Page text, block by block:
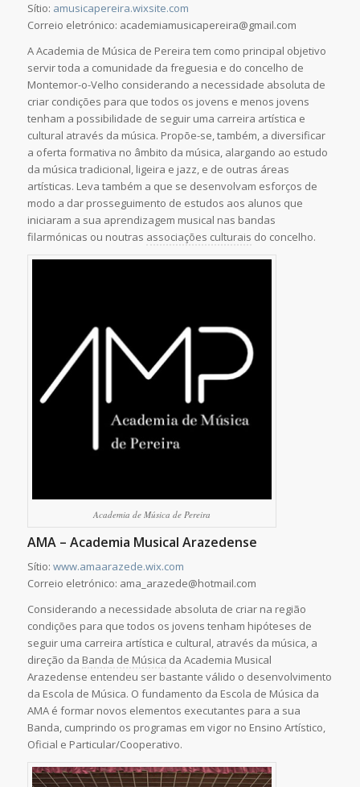
Sítio: amusicapereira.wixsite.com
Correio eletrónico: academiamusicapereira@gmail.com
A Academia de Música de Pereira tem como principal objetivo
servir toda a comunidade da freguesia e do concelho de
Montemor-o-Velho considerando a necessidade absoluta de
criar condições para que todos os jovens e menos jovens
tenham a possibilidade de seguir uma carreira artística e
cultural através da música. Propõe-se, também, a diversificar
a oferta formativa no âmbito da música, alargando ao estudo
da música tradicional, ligeira e jazz, e de outras áreas
artísticas. Leva também a que se desenvolvam esforços de
modo a dar prosseguimento de estudos aos alunos que
iniciaram a sua aprendizagem musical nas bandas
filarmónicas ou noutras associações culturais do concelho.
Academia de Música de Pereira
AMA – Academia Musical Arazedense
Sítio: www.amaarazede.wix.com
Correio eletrónico: ama_arazede@hotmail.com
Considerando a necessidade absoluta de criar na região
condições para que todos os jovens tenham hipóteses de
seguir uma carreira artística e cultural, através da música, a
direção da Banda de Música da Academia Musical
Arazedense entendeu ser bastante válido o desenvolvimento
da Escola de Música. O fundamento da Escola de Música da
AMA é formar novos elementos executantes para a sua
Banda, cumprindo os programas em vigor no Ensino Artístico,
Oficial e Particular/Cooperativo.